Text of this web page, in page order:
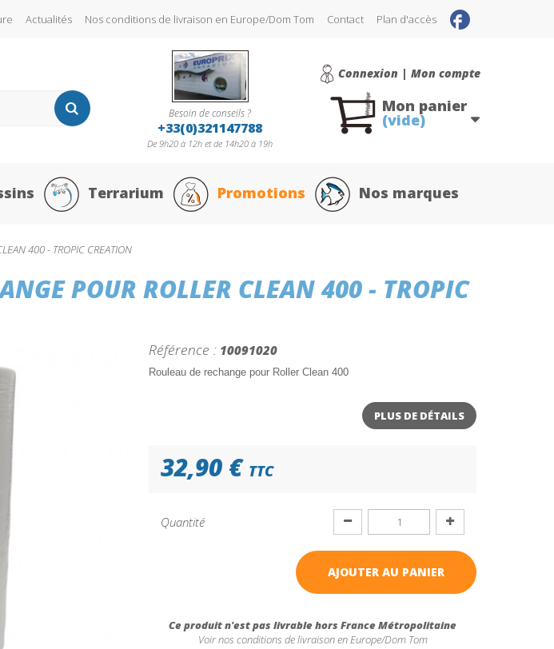
Actualités Nos conditions de livraison en Europe/Dom Tom Contact Plan d'accès
Connexion | Mon compte
Besoin de conseils ?
+33(0)321147788
De 9h20 à 12h et de 14h20 à 19h
Mon panier
(vide)
Terrarium Promotions Nos marques
400 - TROPIC CREATION
POUR ROLLER CLEAN 400 - TROPIC
Référence : 10091020
Rouleau de rechange pour Roller Clean 400
PLUS DE DÉTAILS
32,90 € TTC
Quantité
AJOUTER AU PANIER
Ce produit n'est pas livrable hors France Métropolitaine
Voir nos conditions de livraison en Europe/Dom Tom